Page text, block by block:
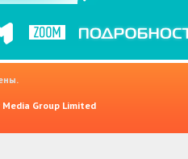
Group Limited